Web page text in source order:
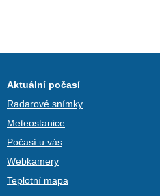
Aktuální počasí
Radarové snímky
Meteostanice
Počasí u vás
Webkamery
Teplotní mapa